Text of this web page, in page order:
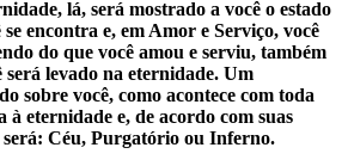
lá, será mostrado a você o estado
encontra e, em Amor e Serviço, você
do que você amou e serviu, também
será levado na eternidade. Um
sobre você, como acontece com toda
à eternidade e, de acordo com suas
será: Céu, Purgatório ou Inferno.